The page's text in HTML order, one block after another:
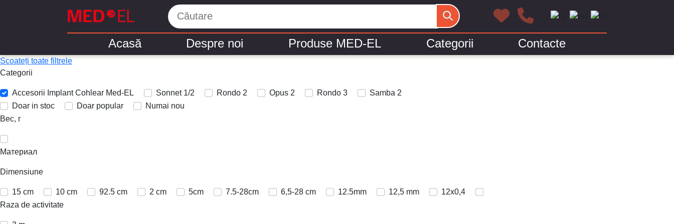
Acasă Despre noi Produse MED-EL Categorii Contacte
Scoateți toate filtrele
Categorii
Accesorii Implant Cohlear Med-EL Sonnet 1/2 Rondo 2 Opus 2 Rondo 3
Samba 2
Doar in stoc
Doar popular
Numai nou
Вес, г
Материал
Dimensiune
15 cm 10 cm 92.5 cm 2 cm 5cm 7.5-28cm 6,5-28 cm 12.5mm 12,5 mm
12x0,4
Raza de activitate